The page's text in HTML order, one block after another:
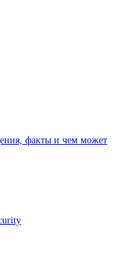
факты и чем может